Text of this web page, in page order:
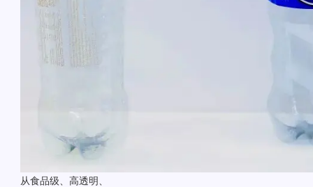
从食品级、高透明、